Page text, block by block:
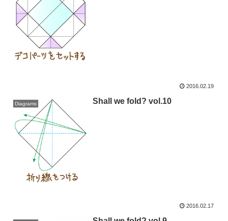
2016.02.19
Diagrams Shall we fold? vol.10
2016.02.17